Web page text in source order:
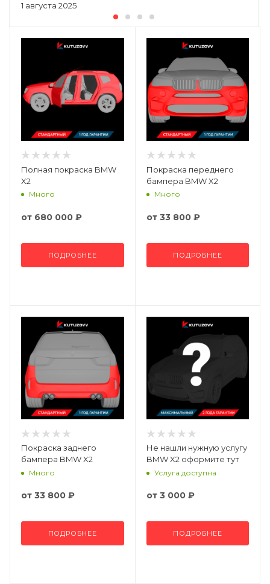
1 августа 2025
Полная покраска BMW
X2
Много
от 680 000 ₽
ПОДРОБНЕЕ
Покраска переднего
бампера BMW X2
Много
от 33 800 ₽
ПОДРОБНЕЕ
Покраска заднего
бампера BMW X2
Много
от 33 800 ₽
ПОДРОБНЕЕ
Не нашли нужную услугу
BMW X2 оформите тут
Услуга доступна
от 3 000 ₽
ПОДРОБНЕЕ